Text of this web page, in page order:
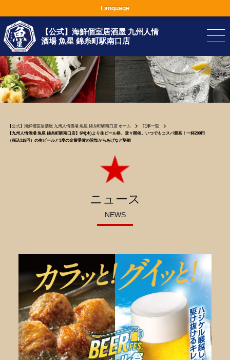
【公式】海鮮個室居酒屋 九州人情
酒場 魚星 錦糸町駅南口店
【公式】海鮮個室居酒屋 九州人情酒場 魚星 錦糸町駅南口店 ホーム
記事一覧
【九州人情酒場 魚星 錦糸町駅南口店】6/4(木)より生ビール祭、堂々開催。いつでもコスパ最高！一杯290円
（税込319円）の生ビールと3度の金賞受賞の旨塩からあげなど堪能
ニュース
NEWS
Language